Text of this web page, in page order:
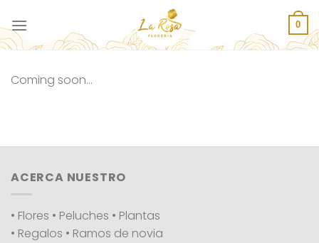
al
contenido
0
Coming soon…
ACERCA NUESTRO
• Flores • Peluches • Plantas
• Regalos • Ramos de novia